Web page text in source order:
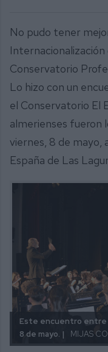
No pudo tener
Conservatorio
Lo hizo con un
el Conservatorio El
almerienses fueron
viernes, 8 de mayo,
España de Las
Este encuentro entre
8 de mayo. |
MIJAS